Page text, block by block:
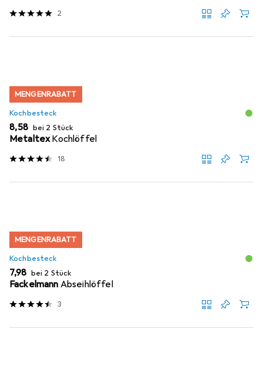
2
MENGENRABATT
Kochbesteck
EUR
8,58 bei 2 Stück
MetaltexKochlöffel
18
MENGENRABATT
Kochbesteck
EUR
7,98 bei 2 Stück
Fackelmann Abseihlöffel
3